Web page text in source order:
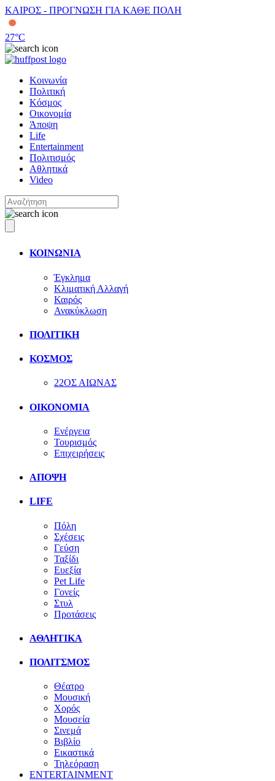
ΚΑΙΡΟΣ - ΠΡΟΓΝΩΣΗ ΓΙΑ ΚΑΘΕ ΠΟΛΗ
27°C
Κοινωνία
Πολιτική
Κόσμος
Οικονομία
Άποψη
Life
Entertainment
Πολιτισμός
Αθλητικά
Video
ΚΟΙΝΩΝΙΑ
Έγκλημα
Κλιματική Αλλαγή
Καιρός
Ανακύκλωση
ΠΟΛΙΤΙΚΗ
ΚΟΣΜΟΣ
22ΟΣ ΑΙΩΝΑΣ
ΟΙΚΟΝΟΜΙΑ
Ενέργεια
Τουρισμός
Επιχειρήσεις
ΑΠΟΨΗ
LIFE
Πόλη
Σχέσεις
Γεύση
Ταξίδι
Ευεξία
Pet Life
Γονείς
Στυλ
Προτάσεις
ΑΘΛΗΤΙΚΑ
ΠΟΛΙΤΣΜΟΣ
Θέατρο
Μουσική
Χορός
Μουσεία
Σινεμά
Βιβλίο
Εικαστικά
Τηλεόραση
ENTERTAINMENT